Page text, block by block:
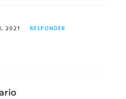
2021 RESPONDER